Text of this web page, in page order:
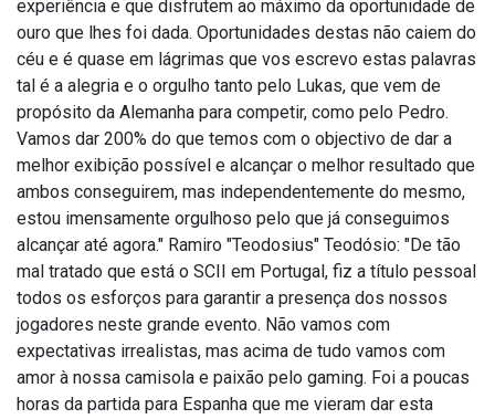
experiência e que disfrutem ao máximo da oportunidade de
ouro que lhes foi dada. Oportunidades destas não caiem do
céu e é quase em lágrimas que vos escrevo estas palavras
tal é a alegria e o orgulho tanto pelo Lukas, que vem de
propósito da Alemanha para competir, como pelo Pedro.
Vamos dar 200% do que temos com o objectivo de dar a
melhor exibição possível e alcançar o melhor resultado que
ambos conseguirem, mas independentemente do mesmo,
estou imensamente orgulhoso pelo que já conseguimos
alcançar até agora." Ramiro "Teodosius" Teodósio: "De tão
mal tratado que está o SCII em Portugal, fiz a título pessoal
todos os esforços para garantir a presença dos nossos
jogadores neste grande evento. Não vamos com
expectativas irrealistas, mas acima de tudo vamos com
amor à nossa camisola e paixão pelo gaming. Foi a poucas
horas da partida para Espanha que me vieram dar esta